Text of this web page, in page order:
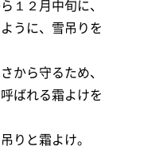
１２月中旬に、
うに、雪吊りを
から守るため、
ばれる霜よけを
りと霜よけ。